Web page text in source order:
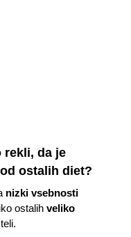
rekli, da je
ostalih diet?
nizki vsebnosti
ostalih veliko